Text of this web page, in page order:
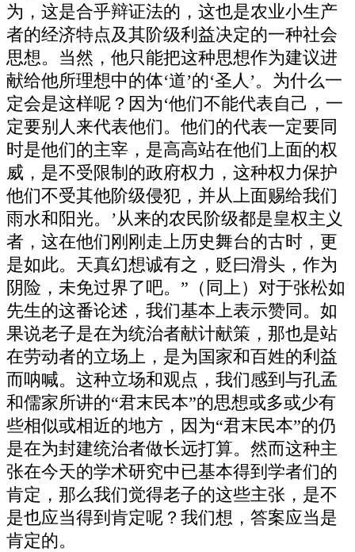
为，这是合乎辩证法的，这也是农业小生产
者的经济特点及其阶级利益决定的一种社会
思想。当然，他只能把这种思想作为建议进
献给他所理想中的体‘道’的‘圣人’。为什么一
定会是这样呢？因为‘他们不能代表自己，一
定要别人来代表他们。他们的代表一定要同
时是他们的主宰，是高高站在他们上面的权
威，是不受限制的政府权力，这种权力保护
他们不受其他阶级侵犯，并从上面赐给我们
雨水和阳光。’从来的农民阶级都是皇权主义
者，这在他们刚刚走上历史舞台的古时，更
是如此。天真幻想诚有之，贬曰滑头，作为
阴险，未免过界了吧。”（同上）对于张松如
先生的这番论述，我们基本上表示赞同。如
果说老子是在为统治者献计献策，那也是站
在劳动者的立场上，是为国家和百姓的利益
而呐喊。这种立场和观点，我们感到与孔孟
和儒家所讲的“君末民本”的思想或多或少有
些相似或相近的地方，因为“君末民本”的仍
是在为封建统治者做长远打算。然而这种主
张在今天的学术研究中已基本得到学者们的
肯定，那么我们觉得老子的这些主张，是不
是也应当得到肯定呢？我们想，答案应当是
肯定的。